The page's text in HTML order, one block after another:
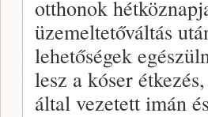
otthonok
üzemeltetőváltás
lehetőségek
lesz a kóser
által vezetett imán